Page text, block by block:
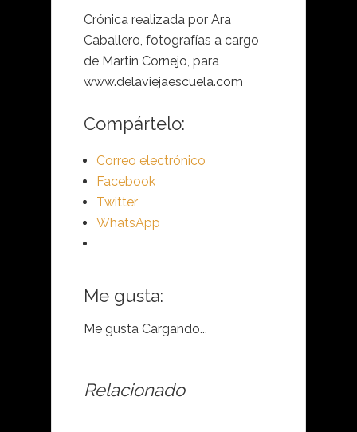
Crónica realizada por Ara
Caballero, fotografías a cargo
de Martin Cornejo, para
www.delaviejaescuela.com
Compártelo:
Correo electrónico
Facebook
Twitter
WhatsApp
Me gusta:
Me gusta Cargando...
Relacionado